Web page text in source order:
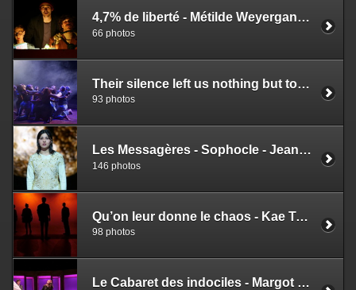
4,7% de liberté - Métilde Weyergans et Samuel Hercule
66 photos
Their silence left us nothing but tokens – Leur silence n’a laissé que des gages - MoMo Matsunyane et Leyla-Claire Rabih
93 photos
Les Messagères - Sophocle - Jean Bellorini
146 photos
Qu’on leur donne le chaos - Kae Tempest - Sandrine Lanno
98 photos
Le Cabaret des indociles - Margot Thery